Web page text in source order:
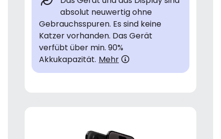
absolut neuwertig ohne
Gebrauchsspuren. Es sind keine
Katzer vorhanden. Das Gerät
verfübt über min. 90%
Akkukapazität. Mehr